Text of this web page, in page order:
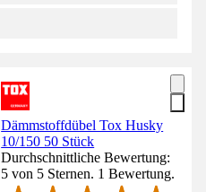
Dämmstoffdübel Tox Husky
10/150 50 Stück
Durchschnittliche Bewertung:
5 von 5 Sternen. 1 Bewertung.